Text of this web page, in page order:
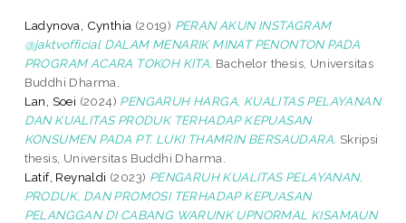
Ladynova, Cynthia (2019) PERAN AKUN INSTAGRAM
@jaktvofficial DALAM MENARIK MINAT PENONTON PADA
PROGRAM ACARA TOKOH KITA. Bachelor thesis, Universitas
Buddhi Dharma.
Lan, Soei (2024) PENGARUH HARGA, KUALITAS PELAYANAN
DAN KUALITAS PRODUK TERHADAP KEPUASAN
KONSUMEN PADA PT. LUKI THAMRIN BERSAUDARA. Skripsi
thesis, Universitas Buddhi Dharma.
Latif, Reynaldi (2023) PENGARUH KUALITAS PELAYANAN,
PRODUK, DAN PROMOSI TERHADAP KEPUASAN
PELANGGAN DI CABANG WARUNK UPNORMAL KISAMAUN